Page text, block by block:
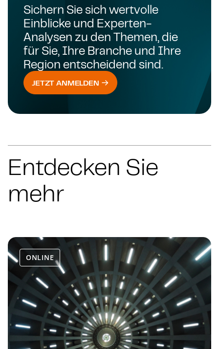
Sichern Sie sich wertvolle
Einblicke und Experten-
Analysen zu den Themen, die
für Sie, Ihre Branche und Ihre
Region entscheidend sind.
JETZT ANMELDEN
Entdecken Sie
mehr
ONLINE